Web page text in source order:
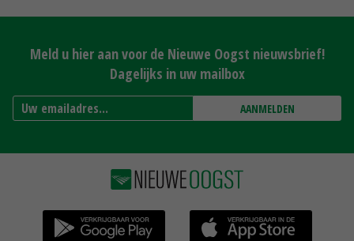
Meld u hier aan voor de Nieuwe Oogst nieuwsbrief!
Dagelijks in uw mailbox
AANMELDEN